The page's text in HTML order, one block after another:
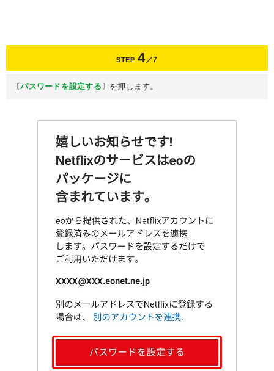
STEP 4／7
〔パスワードを設定する 〕を押します。